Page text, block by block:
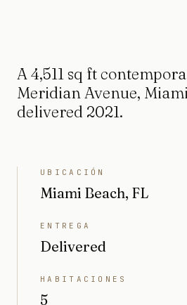
A 4,511 sq ft
Meridian Avenue,
delivered 2021.
UBICACIÓN
Miami Beach, FL
ENTREGA
Delivered
HABITACIONES
5